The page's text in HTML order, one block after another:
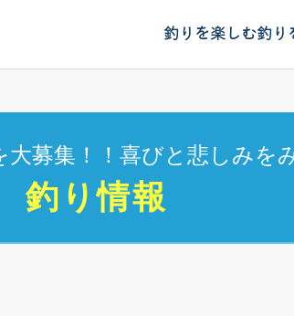
釣りを楽しむ釣り
募集！！喜びと悲しみを
釣り情報